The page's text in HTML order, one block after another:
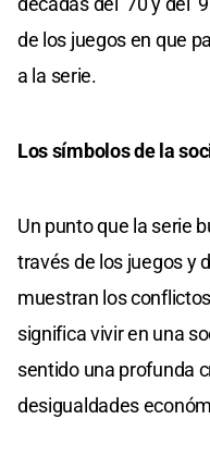
de los juegos en que
a la serie.
Los símbolos de la
Un punto que la serie
través de los juegos y
muestran los
significa vivir en una
sentido una profunda
desigualdades